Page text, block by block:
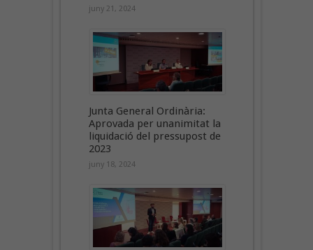
juny 21, 2024
Junta General Ordinària:
Aprovada per unanimitat la
liquidació del pressupost de
2023
juny 18, 2024